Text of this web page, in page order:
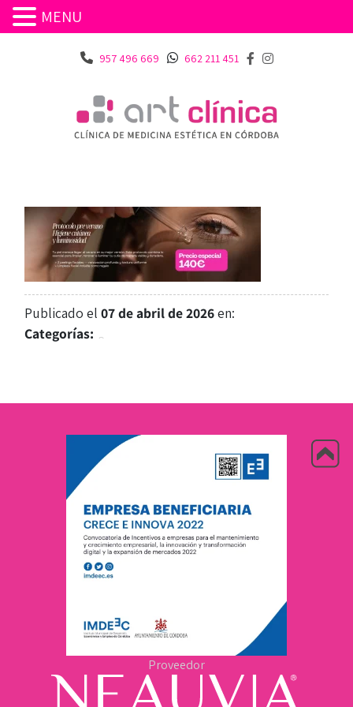
957 496 669 662 211 451
Publicado el07 de abril de 2026en:
Categorías:
Proveedor
MENU